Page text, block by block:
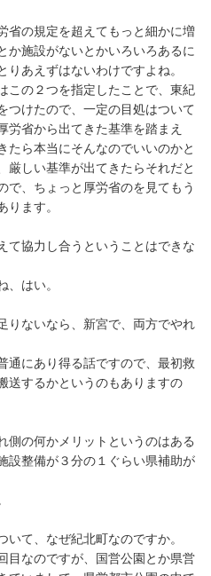
省の規定を超えてもっと細かに増
か施設がないとかいろいろあるに
りあえずはないわけですよね。
この２つを指定したことで、東紀
つけたので、一定の目処はついて
労省から出てきた基準を踏まえ
たら本当にそんなのでいいのかと
厳しい基準が出てきたらそれだと
で、ちょっと厚労省のを見てもう
ります。
て協力し合うということはできな
、はい。
りないなら、新宮で、両方でやれ
通にあり得る話ですので、最初救
送するかというのもありますの
側の何かメリットというのはある
設整備が３分の１ぐらい県補助が
いて、なぜ紀北町なのですか。
目なのですが、国営公園とか県営